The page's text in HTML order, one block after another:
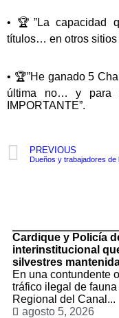
• 🏆”La capacidad
títulos… en otros sitios
• 🏆”He ganado 5
última no… y para
IMPORTANTE”.
PREVIOUS
Cardique y Policía
interinstitucional
silvestres
En una contundente
tráfico ilegal de
Regional del Canal...
agosto 5, 2026